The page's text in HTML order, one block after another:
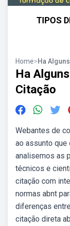
TIPOS
Home>Ha
Ha
Citação
Webantes de
ao assunto que
analisemos as
técnicos e
citação com
normas abnt
diferenças
citação direta